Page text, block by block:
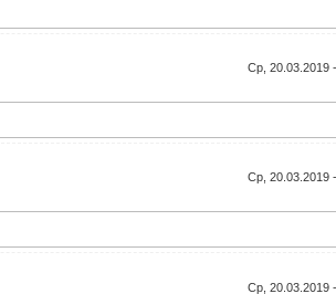
Ср, 20.03.2019
Ср, 20.03.2019
Ср, 20.03.2019